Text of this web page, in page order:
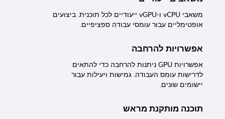
משאבי vCPU ו-vGPU ייעודיים לכל תוכנית. ביצועים
אופטימליים עבור עומסי עבודה ספציפיים.
אפשרויות להרחבה
אפשרויות GPU ניתנות להרחבה כדי להתאים
לדרישות עומס העבודה. גמישות ויעילות עבור
יישומים שונים.
תוכנה מותקנת מראש